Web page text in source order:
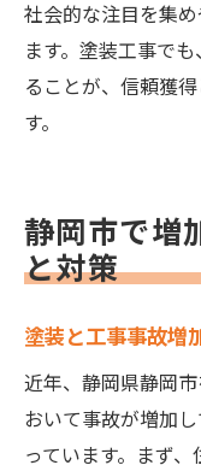
社会的な注目を集
ます。塗装工事で
ることが、信頼獲
す。
静岡市で増
と対策
塗装と工事事故増
近年、静岡県静岡
おいて事故が増加
っています。まず